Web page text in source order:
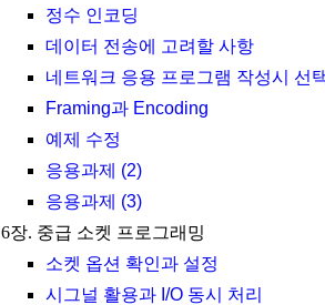
정수 인코딩
데이터 전송에 고려할 사항
네트워크 응용 프로그램 작성시 선
Framing과 Encoding
예제 수정
응용과제 (2)
응용과제 (3)
6장. 중급 소켓 프로그래밍
소켓 옵션 확인과 설정
시그널 활용과 I/O 동시 처리